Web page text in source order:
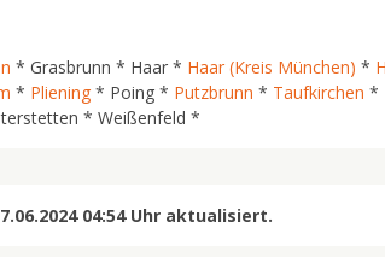
* Grasbrunn * Haar * Haar (Kreis München) *
* Pliening * Poing * Putzbrunn * Taufkirchen *
* Weißenfeld *
04:54 Uhr aktualisiert.